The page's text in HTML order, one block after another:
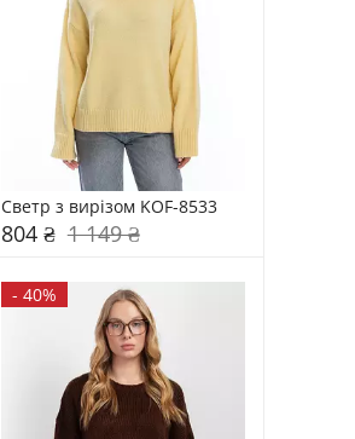
Светр з вирізом KOF-8533
804 ₴ 1 149 ₴
- 40%